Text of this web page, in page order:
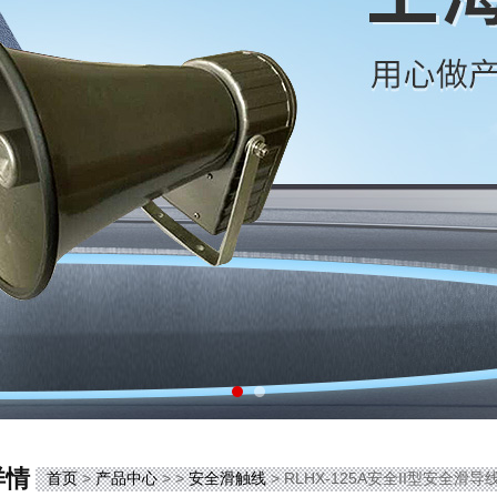
情 首页>产品中心> >安全滑触线> RLHX-125A安全II型安全滑导